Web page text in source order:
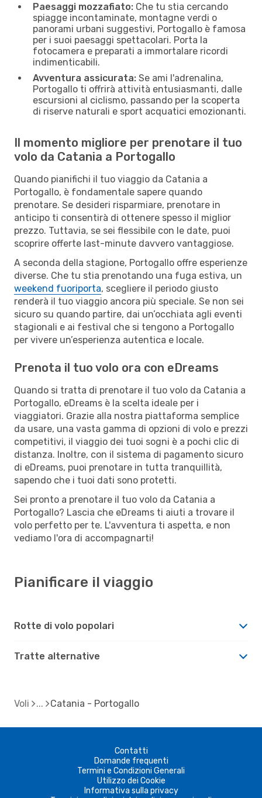
Paesaggi mozzafiato: Che tu stia cercando
spiagge incontaminate, montagne verdi o
panorami urbani suggestivi, Portogallo è famosa
per i suoi paesaggi spettacolari. Porta la
fotocamera e preparati a immortalare ricordi
indimenticabili.
Avventura assicurata: Se ami l'adrenalina,
Portogallo ti offrirà attività entusiasmanti, dalle
escursioni al ciclismo, passando per la scoperta
di riserve naturali e sport acquatici emozionanti.
Il momento migliore per prenotare il tuo
volo da Catania a Portogallo
Quando pianifichi il tuo viaggio da Catania a
Portogallo, è fondamentale sapere quando
prenotare. Se desideri risparmiare, prenotare in
anticipo ti consentirà di ottenere spesso il miglior
prezzo. Tuttavia, se sei flessibile con le date, puoi
scoprire offerte last-minute davvero vantaggiose.
A seconda della stagione, Portogallo offre esperienze
diverse. Che tu stia prenotando una fuga estiva, un
weekend fuoriporta, scegliere il periodo giusto
renderà il tuo viaggio ancora più speciale. Se non sei
sicuro su quando partire, dai un’occhiata agli eventi
stagionali e ai festival che si tengono a Portogallo
per vivere un’esperienza autentica e locale.
Prenota il tuo volo ora con eDreams
Quando si tratta di prenotare il tuo volo da Catania a
Portogallo, eDreams è la scelta ideale per i
viaggiatori. Grazie alla nostra piattaforma semplice
da usare, una vasta gamma di opzioni di volo e prezzi
competitivi, il viaggio dei tuoi sogni è a pochi clic di
distanza. Inoltre, con il sistema di pagamento sicuro
di eDreams, puoi prenotare in tutta tranquillità,
sapendo che i tuoi dati sono protetti.
Sei pronto a prenotare il tuo volo da Catania a
Portogallo? Lascia che eDreams ti aiuti a trovare il
volo perfetto per te. L'avventura ti aspetta, e non
vediamo l'ora di accompagnarti!
Pianificare il viaggio
Rotte di volo popolari
Tratte alternative
Voli Catania - Portogallo
Contatti
Domande frequenti
Termini e Condizioni Generali
Utilizzo dei Cookie
Informativa sulla privacy